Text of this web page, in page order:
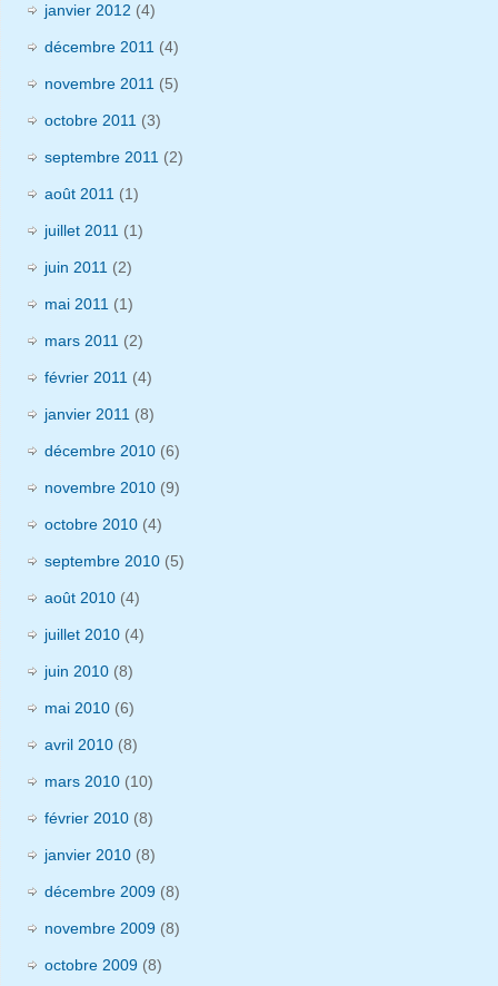
janvier 2012 (4)
décembre 2011 (4)
novembre 2011 (5)
octobre 2011 (3)
septembre 2011 (2)
août 2011 (1)
juillet 2011 (1)
juin 2011 (2)
mai 2011 (1)
mars 2011 (2)
février 2011 (4)
janvier 2011 (8)
décembre 2010 (6)
novembre 2010 (9)
octobre 2010 (4)
septembre 2010 (5)
août 2010 (4)
juillet 2010 (4)
juin 2010 (8)
mai 2010 (6)
avril 2010 (8)
mars 2010 (10)
février 2010 (8)
janvier 2010 (8)
décembre 2009 (8)
novembre 2009 (8)
octobre 2009 (8)